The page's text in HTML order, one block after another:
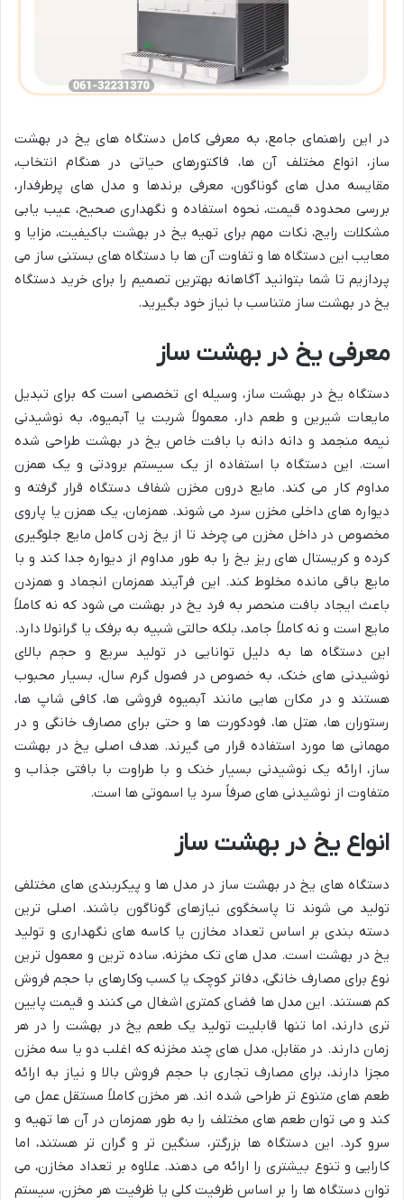
در این راهنمای جامع، به معرفی کامل دستگاه های یخ در بهشت
ساز، انواع مختلف آن ها، فاکتورهای حیاتی در هنگام انتخاب،
مقایسه مدل های گوناگون، معرفی برندها و مدل های پرطرفدار،
بررسی محدوده قیمت، نحوه استفاده و نگهداری صحیح، عیب یابی
مشکلات رایج، نکات مهم برای تهیه یخ در بهشت باکیفیت، مزایا و
معایب این دستگاه ها و تفاوت آن ها با دستگاه های بستنی ساز می
پردازیم تا شما بتوانید آگاهانه بهترین تصمیم را برای خرید دستگاه
یخ در بهشت ساز متناسب با نیاز خود بگیرید.
معرفی یخ در بهشت ساز
دستگاه یخ در بهشت ساز، وسیله ای تخصصی است که برای تبدیل
مایعات شیرین و طعم دار، معمولاً شربت یا آبمیوه، به نوشیدنی
نیمه منجمد و دانه دانه با بافت خاص یخ در بهشت طراحی شده
است. این دستگاه با استفاده از یک سیستم برودتی و یک همزن
مداوم کار می کند. مایع درون مخزن شفاف دستگاه قرار گرفته و
دیواره های داخلی مخزن سرد می شوند. همزمان، یک همزن یا پاروی
مخصوص در داخل مخزن می چرخد تا از یخ زدن کامل مایع جلوگیری
کرده و کریستال های ریز یخ را به طور مداوم از دیواره جدا کند و با
مایع باقی مانده مخلوط کند. این فرآیند همزمان انجماد و همزدن
باعث ایجاد بافت منحصر به فرد یخ در بهشت می شود که نه کاملاً
مایع است و نه کاملاً جامد، بلکه حالتی شبیه به برفک یا گرانولا دارد.
این دستگاه ها به دلیل توانایی در تولید سریع و حجم بالای
نوشیدنی های خنک، به خصوص در فصول گرم سال، بسیار محبوب
هستند و در مکان هایی مانند آبمیوه فروشی ها، کافی شاپ ها،
رستوران ها، هتل ها، فودکورت ها و حتی برای مصارف خانگی و در
مهمانی ها مورد استفاده قرار می گیرند. هدف اصلی یخ در بهشت
ساز، ارائه یک نوشیدنی بسیار خنک و با طراوت با بافتی جذاب و
متفاوت از نوشیدنی های صرفاً سرد یا اسموتی ها است.
انواع یخ در بهشت ساز
دستگاه های یخ در بهشت ساز در مدل ها و پیکربندی های مختلفی
تولید می شوند تا پاسخگوی نیازهای گوناگون باشند. اصلی ترین
دسته بندی بر اساس تعداد مخازن یا کاسه های نگهداری و تولید
یخ در بهشت است. مدل های تک مخزنه، ساده ترین و معمول ترین
نوع برای مصارف خانگی، دفاتر کوچک یا کسب وکارهای با حجم فروش
کم هستند. این مدل ها فضای کمتری اشغال می کنند و قیمت پایین
تری دارند، اما تنها قابلیت تولید یک طعم یخ در بهشت را در هر
زمان دارند. در مقابل، مدل های چند مخزنه که اغلب دو یا سه مخزن
مجزا دارند، برای مصارف تجاری با حجم فروش بالا و نیاز به ارائه
طعم های متنوع تر طراحی شده اند. هر مخزن کاملاً مستقل عمل می
کند و می توان طعم های مختلف را به طور همزمان در آن ها تهیه و
سرو کرد. این دستگاه ها بزرگتر، سنگین تر و گران تر هستند، اما
کارایی و تنوع بیشتری را ارائه می دهند. علاوه بر تعداد مخازن، می
توان دستگاه ها را بر اساس ظرفیت کلی یا ظرفیت هر مخزن، سیستم